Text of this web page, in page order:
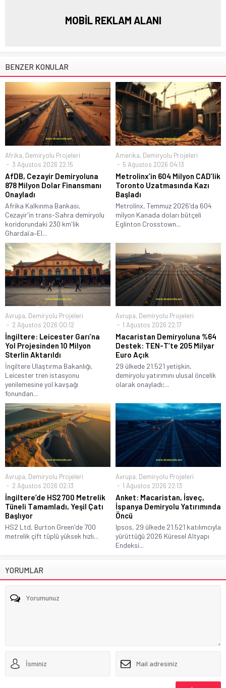
MOBİL REKLAM ALANI
BENZER KONULAR
Afrika, Demiryolu Projeleri
3 Ağustos 2026 22:15
AfDB, Cezayir Demiryoluna
878 Milyon Dolar Finansmanı
Onayladı
Afrika Kalkınma Bankası,
Cezayir'in trans-Sahra demiryolu
koridorundaki 230 km'lik
Ghardaïa–El...
Amerika, Demiryolu Projeleri
5 Ağustos 2026 04:13
Metrolinx’in 604 Milyon CAD’lik
Toronto Uzatmasında Kazı
Başladı
Metrolinx, Temmuz 2026'da 604
milyon Kanada doları bütçeli
Eglinton Crosstown...
Avrupa, Demiryolu Projeleri
2 Ağustos 2026 00:12
İngiltere: Leicester Garı’na
Yol Projesinden 10 Milyon
Sterlin Aktarıldı
İngiltere Ulaştırma Bakanlığı,
Leicester tren istasyonu
yenilemesine yol kavşağı
fonundan...
Avrupa, Demiryolu Projeleri
1 Ağustos 2026 22:17
Macaristan Demiryoluna %64
Destek: TEN-T’te 205 Milyar
Euro Açık
29 ülkede 21.521 yetişkin,
demiryolu yatırımını ulusal öncelik
olarak onayladı;...
Avrupa, Demiryolu Projeleri
2 Ağustos 2026 02:13
İngiltere’de HS2 700 Metrelik
Tüneli Tamamladı, Yeşil Çatı
Başlıyor
HS2 Ltd, Burton Green'de 700
metrelik çift tüplü yüksek hızlı...
Avrupa, Demiryolu Projeleri
1 Ağustos 2026 22:13
Anket: Macaristan, İsveç,
İspanya Demiryolu Yatırımında
Öncü
Ipsos, 29 ülkede 21.521 katılımcıyla
yürüttüğü 2026 Küresel Altyapı
Endeksi...
YORUMLAR